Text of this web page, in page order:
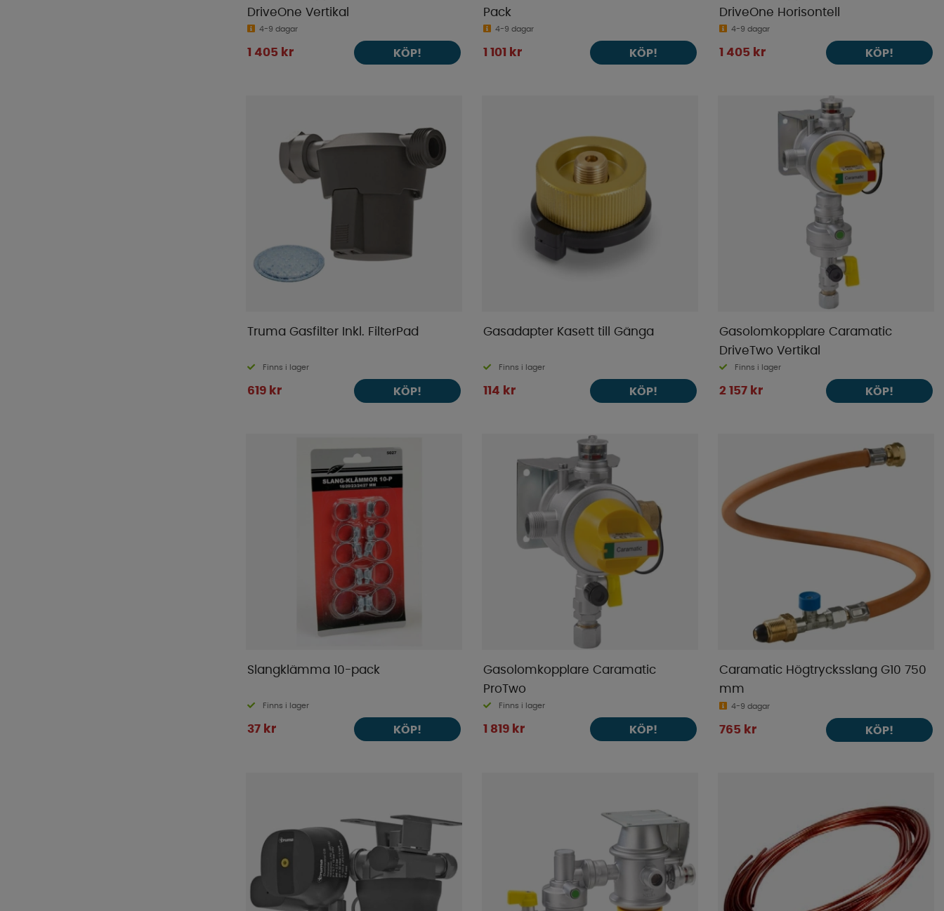
DriveOne Vertikal
4-9 dagar
1 405 kr KÖP!
Pack
4-9 dagar
1 101 kr KÖP!
DriveOne Horisontell
4-9 dagar
1 405 kr KÖP!
Truma Gasfilter Inkl. FilterPad
Finns i lager
619 kr KÖP!
Gasadapter Kasett till Gänga
Finns i lager
114 kr KÖP!
Gasolomkopplare Caramatic
DriveTwo Vertikal
Finns i lager
2 157 kr KÖP!
Slangklämma 10-pack
Finns i lager
37 kr KÖP!
Gasolomkopplare Caramatic
ProTwo
Finns i lager
1 819 kr KÖP!
Caramatic Högtrycksslang G10 750
mm
4-9 dagar
765 kr KÖP!